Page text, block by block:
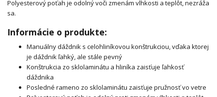
Polyesterový poťah je odolný voči zmenám vlhkosti a teplôt, nezráža
sa.
Informácie o produkte:
Manuálny dáždnik s celohliníkovou konštrukciou, vďaka ktorej
je dáždnik ľahký, ale stále pevný
Konštrukcia zo sklolaminátu a hliníka zaisťuje ľahkosť
dáždnika
Posledné rameno zo sklolaminátu zaisťuje pružnosť vo vetre